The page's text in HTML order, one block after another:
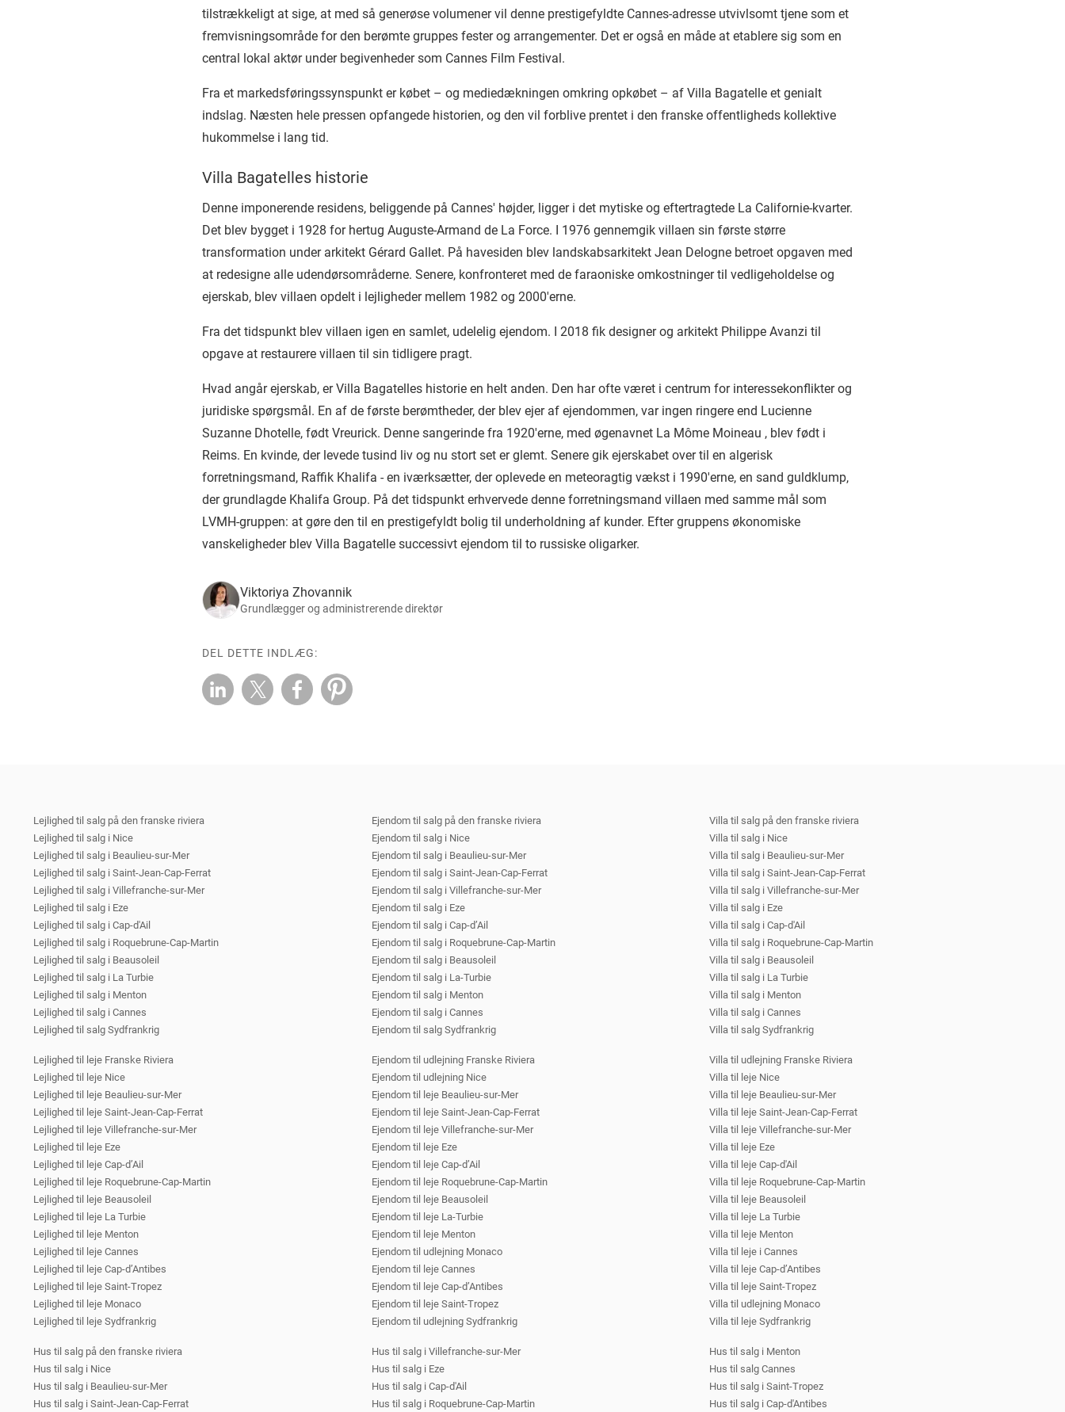
tilstrækkeligt at sige, at med så generøse volumener vil denne prestigefyldte Cannes-adresse utvivlsomt tjene som et
fremvisningsområde for den berømte gruppes fester og arrangementer. Det er også en måde at etablere sig som en
central lokal aktør under begivenheder som Cannes Film Festival.
Fra et markedsføringssynspunkt er købet – og mediedækningen omkring opkøbet – af Villa Bagatelle et genialt
indslag. Næsten hele pressen opfangede historien, og den vil forblive prentet i den franske offentligheds kollektive
hukommelse i lang tid.
Villa Bagatelles historie
Denne imponerende residens, beliggende på Cannes' højder, ligger i det mytiske og eftertragtede La Californie-kvarter.
Det blev bygget i 1928 for hertug Auguste-Armand de La Force. I 1976 gennemgik villaen sin første større
transformation under arkitekt Gérard Gallet. På havesiden blev landskabsarkitekt Jean Delogne betroet opgaven med
at redesigne alle udendørsområderne. Senere, konfronteret med de faraoniske omkostninger til vedligeholdelse og
ejerskab, blev villaen opdelt i lejligheder mellem 1982 og 2000'erne.
Fra det tidspunkt blev villaen igen en samlet, udelelig ejendom. I 2018 fik designer og arkitekt Philippe Avanzi til
opgave at restaurere villaen til sin tidligere pragt.
Hvad angår ejerskab, er Villa Bagatelles historie en helt anden. Den har ofte været i centrum for interessekonflikter og
juridiske spørgsmål. En af de første berømtheder, der blev ejer af ejendommen, var ingen ringere end Lucienne
Suzanne Dhotelle, født Vreurick. Denne sangerinde fra 1920'erne, med øgenavnet La Môme Moineau , blev født i
Reims. En kvinde, der levede tusind liv og nu stort set er glemt. Senere gik ejerskabet over til en algerisk
forretningsmand, Raffik Khalifa - en iværksætter, der oplevede en meteoragtig vækst i 1990'erne, en sand guldklump,
der grundlagde Khalifa Group. På det tidspunkt erhvervede denne forretningsmand villaen med samme mål som
LVMH-gruppen: at gøre den til en prestigefyldt bolig til underholdning af kunder. Efter gruppens økonomiske
vanskeligheder blev Villa Bagatelle successivt ejendom til to russiske oligarker.
Viktoriya Zhovannik
Grundlægger og administrerende direktør
DEL DETTE INDLÆG:
Lejlighed til salg på den franske riviera
Lejlighed til salg i Nice
Lejlighed til salg i Beaulieu-sur-Mer
Lejlighed til salg i Saint-Jean-Cap-Ferrat
Lejlighed til salg i Villefranche-sur-Mer
Lejlighed til salg i Eze
Lejlighed til salg i Cap-d'Ail
Lejlighed til salg i Roquebrune-Cap-Martin
Lejlighed til salg i Beausoleil
Lejlighed til salg i La Turbie
Lejlighed til salg i Menton
Lejlighed til salg i Cannes
Lejlighed til salg Sydfrankrig
Ejendom til salg på den franske riviera
Ejendom til salg i Nice
Ejendom til salg i Beaulieu-sur-Mer
Ejendom til salg i Saint-Jean-Cap-Ferrat
Ejendom til salg i Villefranche-sur-Mer
Ejendom til salg i Eze
Ejendom til salg i Cap-d’Ail
Ejendom til salg i Roquebrune-Cap-Martin
Ejendom til salg i Beausoleil
Ejendom til salg i La-Turbie
Ejendom til salg i Menton
Ejendom til salg i Cannes
Ejendom til salg Sydfrankrig
Villa til salg på den franske riviera
Villa til salg i Nice
Villa til salg i Beaulieu-sur-Mer
Villa til salg i Saint-Jean-Cap-Ferrat
Villa til salg i Villefranche-sur-Mer
Villa til salg i Eze
Villa til salg i Cap-d'Ail
Villa til salg i Roquebrune-Cap-Martin
Villa til salg i Beausoleil
Villa til salg i La Turbie
Villa til salg i Menton
Villa til salg i Cannes
Villa til salg Sydfrankrig
Lejlighed til leje Franske Riviera
Lejlighed til leje Nice
Lejlighed til leje Beaulieu-sur-Mer
Lejlighed til leje Saint-Jean-Cap-Ferrat
Lejlighed til leje Villefranche-sur-Mer
Lejlighed til leje Eze
Lejlighed til leje Cap-d’Ail
Lejlighed til leje Roquebrune-Cap-Martin
Lejlighed til leje Beausoleil
Lejlighed til leje La Turbie
Lejlighed til leje Menton
Lejlighed til leje Cannes
Lejlighed til leje Cap-d’Antibes
Lejlighed til leje Saint-Tropez
Lejlighed til leje Monaco
Lejlighed til leje Sydfrankrig
Ejendom til udlejning Franske Riviera
Ejendom til udlejning Nice
Ejendom til leje Beaulieu-sur-Mer
Ejendom til leje Saint-Jean-Cap-Ferrat
Ejendom til leje Villefranche-sur-Mer
Ejendom til leje Eze
Ejendom til leje Cap-d’Ail
Ejendom til leje Roquebrune-Cap-Martin
Ejendom til leje Beausoleil
Ejendom til leje La-Turbie
Ejendom til leje Menton
Ejendom til udlejning Monaco
Ejendom til leje Cannes
Ejendom til leje Cap-d’Antibes
Ejendom til leje Saint-Tropez
Ejendom til udlejning Sydfrankrig
Villa til udlejning Franske Riviera
Villa til leje Nice
Villa til leje Beaulieu-sur-Mer
Villa til leje Saint-Jean-Cap-Ferrat
Villa til leje Villefranche-sur-Mer
Villa til leje Eze
Villa til leje Cap-d'Ail
Villa til leje Roquebrune-Cap-Martin
Villa til leje Beausoleil
Villa til leje La Turbie
Villa til leje Menton
Villa til leje i Cannes
Villa til leje Cap-d’Antibes
Villa til leje Saint-Tropez
Villa til udlejning Monaco
Villa til leje Sydfrankrig
Hus til salg på den franske riviera
Hus til salg i Nice
Hus til salg i Beaulieu-sur-Mer
Hus til salg i Saint-Jean-Cap-Ferrat
Hus til salg i Villefranche-sur-Mer
Hus til salg i Eze
Hus til salg i Cap-d'Ail
Hus til salg i Roquebrune-Cap-Martin
Hus til salg i Menton
Hus til salg Cannes
Hus til salg i Saint-Tropez
Hus til salg i Cap-d'Antibes